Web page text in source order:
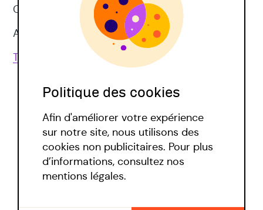
CNV
Approches corporelles
Toutes les techniques
Politique covid
Politique des cookies
Afin d'améliorer votre expérience
sur notre site, nous utilisons des
cookies non publicitaires. Pour plus
d’informations, consultez nos
mentions légales.